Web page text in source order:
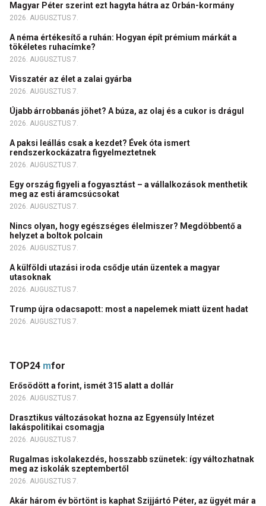
Magyar Péter szerint ezt hagyta hátra az Orbán-kormány
2026. AUGUSZTUS 7.
A néma értékesítő a ruhán: Hogyan épít prémium márkát a
tökéletes ruhacímke?
2026. AUGUSZTUS 7.
Visszatér az élet a zalai gyárba
2026. AUGUSZTUS 7.
Újabb árrobbanás jöhet? A búza, az olaj és a cukor is drágul
2026. AUGUSZTUS 7.
A paksi leállás csak a kezdet? Évek óta ismert
rendszerkockázatra figyelmeztetnek
2026. AUGUSZTUS 7.
Egy ország figyeli a fogyasztást – a vállalkozások menthetik
meg az esti áramcsúcsokat
2026. AUGUSZTUS 7.
Nincs olyan, hogy egészséges élelmiszer? Megdöbbentő a
helyzet a boltok polcain
2026. AUGUSZTUS 7.
A külföldi utazási iroda csődje után üzentek a magyar
utasoknak
2026. AUGUSZTUS 7.
Trump újra odacsapott: most a napelemek miatt üzent hadat
2026. AUGUSZTUS 7.
TOP24 mfor
Erősödött a forint, ismét 315 alatt a dollár
2026. AUGUSZTUS 7.
Drasztikus változásokat hozna az Egyensúly Intézet
lakáspolitikai csomagja
2026. AUGUSZTUS 7.
Rugalmas iskolakezdés, hosszabb szünetek: így változhatnak
meg az iskolák szeptembertől
2026. AUGUSZTUS 7.
Akár három év börtönt is kaphat Szijjártó Péter, az ügyét már a